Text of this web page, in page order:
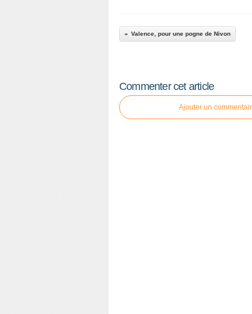
Valence, pour une pogne de Nivon
Commenter cet article
Ajouter un